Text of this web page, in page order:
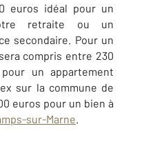
euros idéal pour un
retraite ou un
secondaire. Pour un
compris entre 230
un appartement
sur la commune de
euros pour un bien à
sur-Marne.